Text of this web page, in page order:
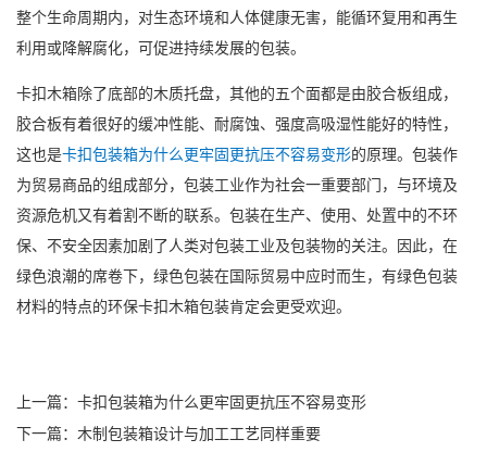
整个生命周期内，对生态环境和人体健康无害，能循环复用和再生
利用或降解腐化，可促进持续发展的包装。
卡扣木箱除了底部的木质托盘，其他的五个面都是由胶合板组成，
胶合板有着很好的缓冲性能、耐腐蚀、强度高吸湿性能好的特性，
这也是卡扣包装箱为什么更牢固更抗压不容易变形的原理。包装作
为贸易商品的组成部分，包装工业作为社会一重要部门，与环境及
资源危机又有着割不断的联系。包装在生产、使用、处置中的不环
保、不安全因素加剧了人类对包装工业及包装物的关注。因此，在
绿色浪潮的席卷下，绿色包装在国际贸易中应时而生，有绿色包装
材料的特点的环保卡扣木箱包装肯定会更受欢迎。
上一篇：卡扣包装箱为什么更牢固更抗压不容易变形
下一篇：木制包装箱设计与加工工艺同样重要